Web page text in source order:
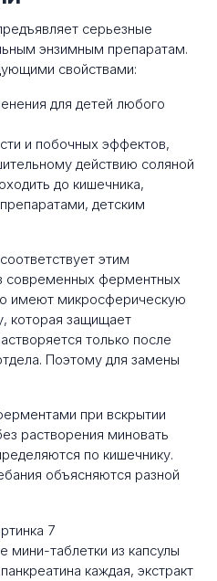
серьезные
энзимным препаратам.
свойствами:
для детей любого
и побочных эффектов,
действию соляной
до кишечника,
детским
этим
современных ферментных
имеют микросферическую
которая защищает
только после
Поэтому для замены
при вскрытии
растворения миновать
по кишечнику.
объясняются разной
таблетки из капсулы
каждая, экстракт